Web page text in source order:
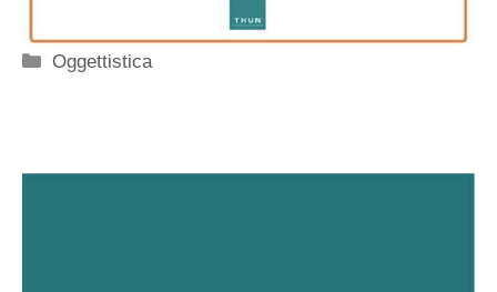
Categorie
Oggettistica